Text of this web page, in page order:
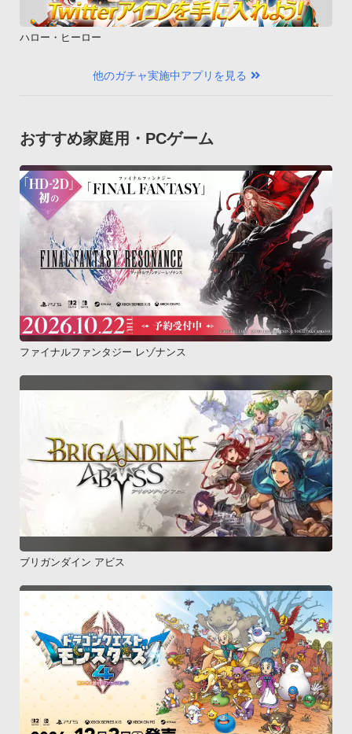
ハロー・ヒーロー
他のガチャ実施中アプリを見る
おすすめ家庭用・PCゲーム
ファイナルファンタジー レゾナンス
ブリガンダイン アビス